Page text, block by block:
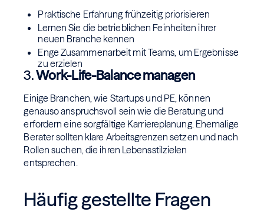
Praktische Erfahrung frühzeitig priorisieren
Lernen Sie die betrieblichen Feinheiten ihrer
neuen Branche kennen
Enge Zusammenarbeit mit Teams, um Ergebnisse
zu erzielen
3.Work-Life-Balance managen
Einige Branchen, wie Startups und PE, können
genauso anspruchsvoll sein wie die Beratung und
erfordern eine sorgfältige Karriereplanung. Ehemalige
Berater sollten klare Arbeitsgrenzen setzen und nach
Rollen suchen, die ihren Lebensstilzielen
entsprechen.
Häufig gestellte Fragen